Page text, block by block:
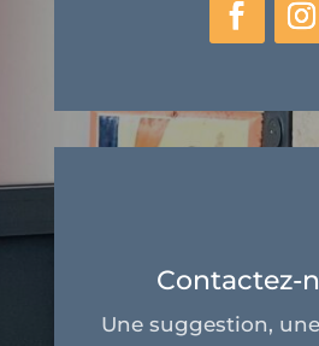
Contactez-
Une suggestion,